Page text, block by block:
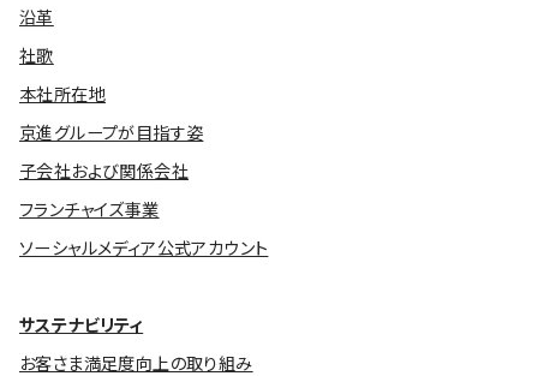
沿革
社歌
本社所在地
京進グループが目指す姿
子会社および関係会社
フランチャイズ事業
ソーシャルメディア公式アカウント
サステナビリティ
お客さま満足度向上の取り組み